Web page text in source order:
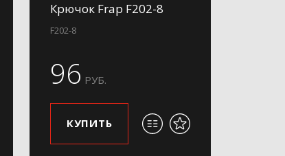
Крючок Frap F202-8
F202-8
96 РУБ.
КУПИТЬ